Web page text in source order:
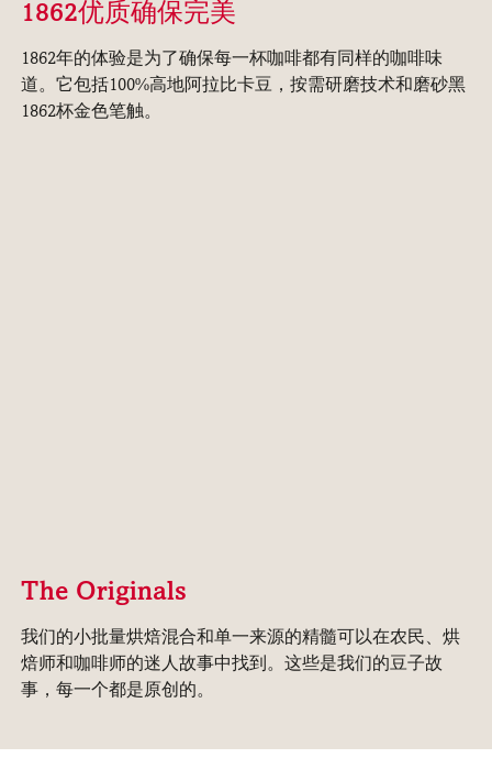
1862优质确保完美
1862年的体验是为了确保每一杯咖啡都有同样的咖啡味
道。它包括100%高地阿拉比卡豆，按需研磨技术和磨砂黑
1862杯金色笔触。
The Originals
我们的小批量烘焙混合和单一来源的精髓可以在农民、烘
焙师和咖啡师的迷人故事中找到。这些是我们的豆子故
事，每一个都是原创的。